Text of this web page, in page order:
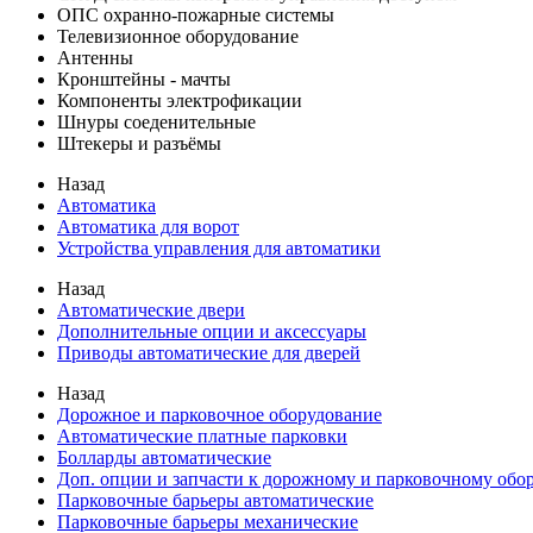
ОПС охранно-пожарные системы
Телевизионное оборудование
Антенны
Кронштейны - мачты
Компоненты электрофикации
Шнуры соеденительные
Штекеры и разъёмы
Назад
Автоматика
Автоматика для ворот
Устройства управления для автоматики
Назад
Автоматические двери
Дополнительные опции и аксессуары
Приводы автоматические для дверей
Назад
Дорожное и парковочное оборудование
Автоматические платные парковки
Болларды автоматические
Доп. опции и запчасти к дорожному и парковочному
Парковочные барьеры автоматические
Парковочные барьеры механические